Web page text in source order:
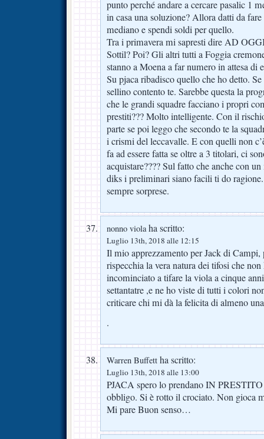
punto perché andare a cercare pasalic 1
in casa una soluzione? Allora datti da
mediano e spendi soldi per quello.
Tra i primavera mi sapresti dire AD
Sottil? Poi? Gli altri tutti a Foggia
stanno a Moena a far numero in attesa di
Su pjaca ribadisco quello che ho detto.
sellino contento te. Sarebbe questa la
che le grandi squadre facciano i propri
prestiti??? Molto intelligente. Con il
parte se poi leggo che secondo te la
i crismi del leccavalle. E con quelli non
fa ad essere fatta se oltre a 3 titolari, ci
acquistare???? Sul fatto che anche con
diks i preliminari siano facili ti do
sempre sorprese.
nonno violaha scritto:
Luglio 13th, 2018 alle 12:15
Il mio apprezzamento per Jack di Campi,
rispecchia la vera natura dei tifosi che
incominciato a tifare la viola a cinque
settantatre ,e ne ho viste di tutti i colori
criticare chi mi dà la felicita di almeno
.
Warren Buffett ha scritto:
Luglio 13th, 2018 alle 13:00
PJACA spero lo prendano IN
obbligo. Si è rotto il crociato. Non gioca
Mi pare Buon senso…